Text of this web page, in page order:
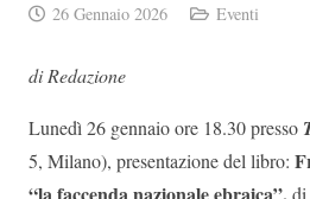
26 Gennaio 2026 Eventi
di Redazione
Lunedì 26 gennaio ore 18.30 presso
5, Milano), presentazione del libro: